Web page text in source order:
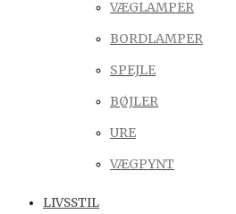
VÆGLAMPER
BORDLAMPER
SPEJLE
BØJLER
URE
VÆGPYNT
LIVSSTIL